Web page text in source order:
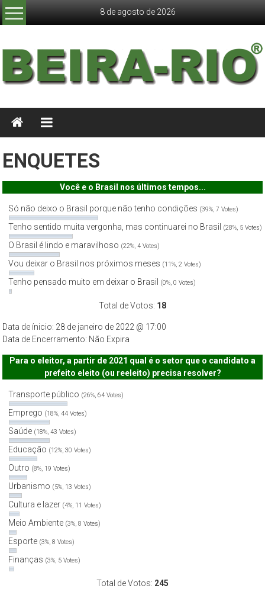
Skip
to
8 de agosto de 2026
BEIRA
ENQUETES
Você e o Brasil nos últimos tempos...
Só não deixo o Brasil porque não tenho condições (39%, 7 Votes)
Tenho sentido muita vergonha, mas continuarei no Brasil (28%, 5 Votes)
O Brasil é lindo e maravilhoso (22%, 4 Votes)
Vou deixar o Brasil nos próximos meses (11%, 2 Votes)
Tenho pensado muito em deixar o Brasil (0%, 0 Votes)
Total de Votos: 18
Data de ínicio: 28 de janeiro de 2022 @ 17:00
Data de Encerramento: Não Expira
Para o eleitor, a partir de 2021 qual é o setor que o candidato a
prefeito eleito (ou reeleito) precisa resolver?
Transporte público (26%, 64 Votes)
Emprego (18%, 44 Votes)
Saúde (18%, 43 Votes)
Educação (12%, 30 Votes)
Outro (8%, 19 Votes)
Urbanismo (5%, 13 Votes)
Cultura e lazer (4%, 11 Votes)
Meio Ambiente (3%, 8 Votes)
Esporte (3%, 8 Votes)
Finanças (3%, 5 Votes)
Total de Votos: 245